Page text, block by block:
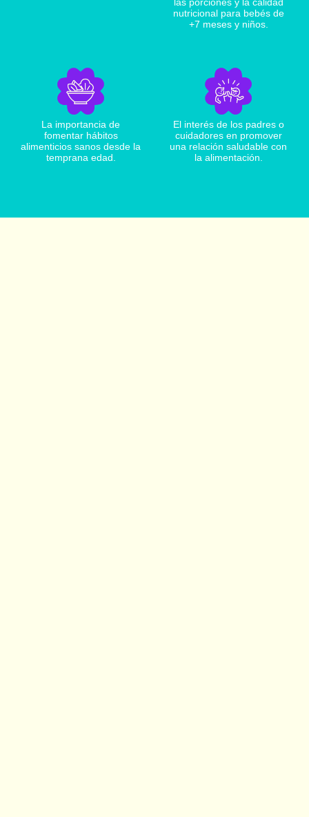
nutricional para bebés de
+7 meses y niños.
La importancia de
fomentar hábitos
alimenticios sanos desde la
temprana edad.
El interés de los padres o
cuidadores en promover
una relación saludable con
la alimentación.